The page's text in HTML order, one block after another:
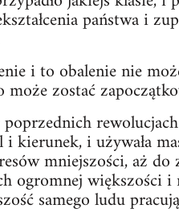
państwa i
i to obalenie nie
zostać
i kierunek, i używała
mniejszości, aż
ogromnej większości
samego ludu